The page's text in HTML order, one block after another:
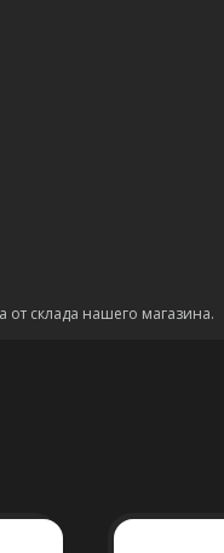
от склада нашего магазина.